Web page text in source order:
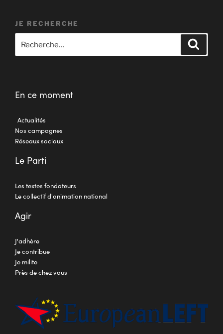
JE RECHERCHE
En ce moment
Actualités
Nos campagnes
Réseaux sociaux
Le Parti
Les textes fondateurs
Le collectif d'animation national
Agir
J'adhère
Je contribue
Je milite
Près de chez vous